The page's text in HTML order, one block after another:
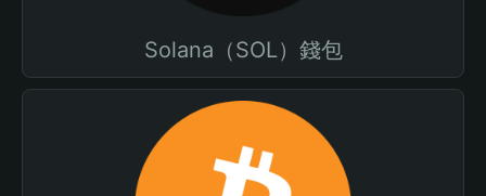
Solana（SOL）錢包